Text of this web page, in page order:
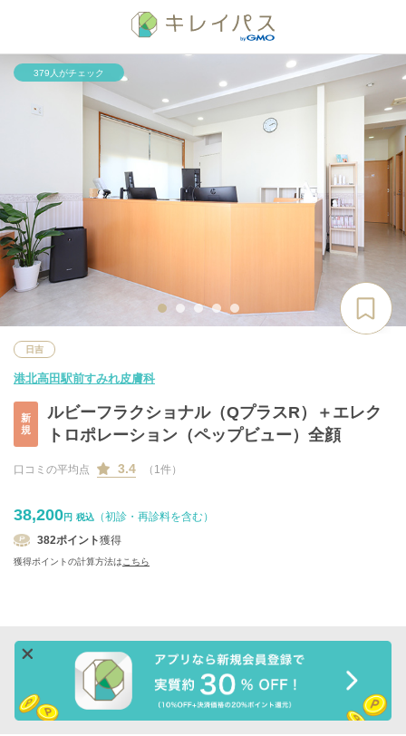
379人がチェック
日吉
港北高田駅前すみれ皮膚科
新
規
ルビーフラクショナル（QプラスR）＋エレク
トロポレーション（ペップビュー）全顔
口コミの平均点 3.4 （1件）
38,200円 税込
（初診・再診料を含む）
382ポイント獲得
獲得ポイントの計算方法はこちら